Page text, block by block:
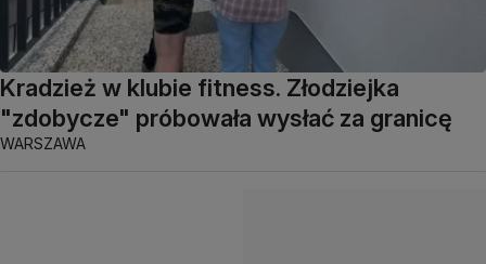
Kradzież w klubie fitness. Złodziejka
"zdobycze" próbowała wysłać za granicę
WARSZAWA